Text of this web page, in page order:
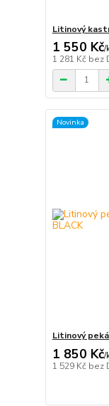
Litinový
1 550 Kč/
1 281 Kč bez
Novinka
Litinový
1 850 Kč/
1 529 Kč bez